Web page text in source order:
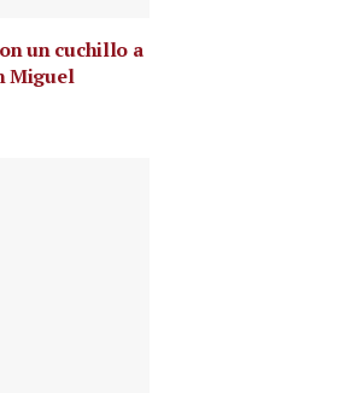
un cuchillo a
Miguel